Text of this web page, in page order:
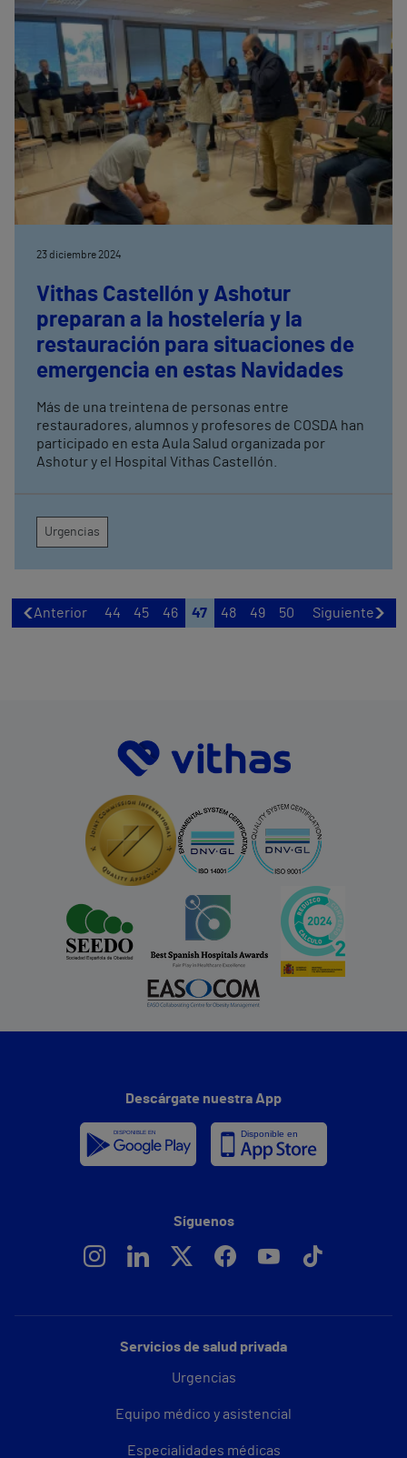
23 diciembre 2024
Vithas Castellón y Ashotur
preparan a la hostelería y la
restauración para situaciones de
emergencia en estas Navidades
Más de una treintena de personas entre
restauradores, alumnos y profesores de COSDA han
participado en esta Aula Salud organizada por
Ashotur y el Hospital Vithas Castellón.
Urgencias
Anterior 44 45 46 47 48 49 50 Siguiente
Servicios de salud privada
Urgencias
Equipo médico y asistencial
Especialidades médicas
Descárgate nuestra App
Síguenos